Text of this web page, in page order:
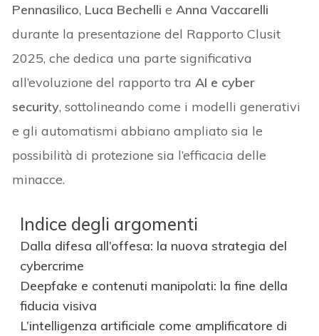
Pennasilico, Luca Bechelli e Anna Vaccarelli
durante la presentazione del Rapporto Clusit
2025, che dedica una parte significativa
all’evoluzione del rapporto traAI e cyber
security, sottolineando come i modelli generativi
e gli automatismi abbiano ampliato sia le
possibilità di protezione sia l’efficacia delle
minacce.
Indice degli argomenti
Dalla difesa all’offesa: la nuova strategia del
cybercrime
Deepfake e contenuti manipolati: la fine della
fiducia visiva
L’intelligenza artificiale come amplificatore di